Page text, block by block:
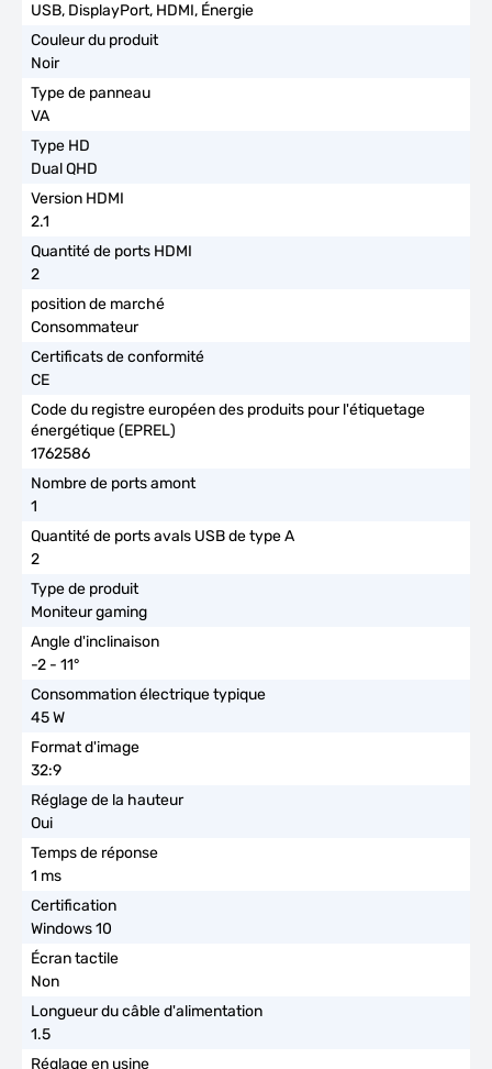
USB, DisplayPort, HDMI, Énergie
Noir
VA
Dual QHD
2.1
2
Consommateur
CE
1762586
1
2
Moniteur gaming
-2 - 11°
45 W
32:9
Oui
1 ms
Windows 10
Non
1.5